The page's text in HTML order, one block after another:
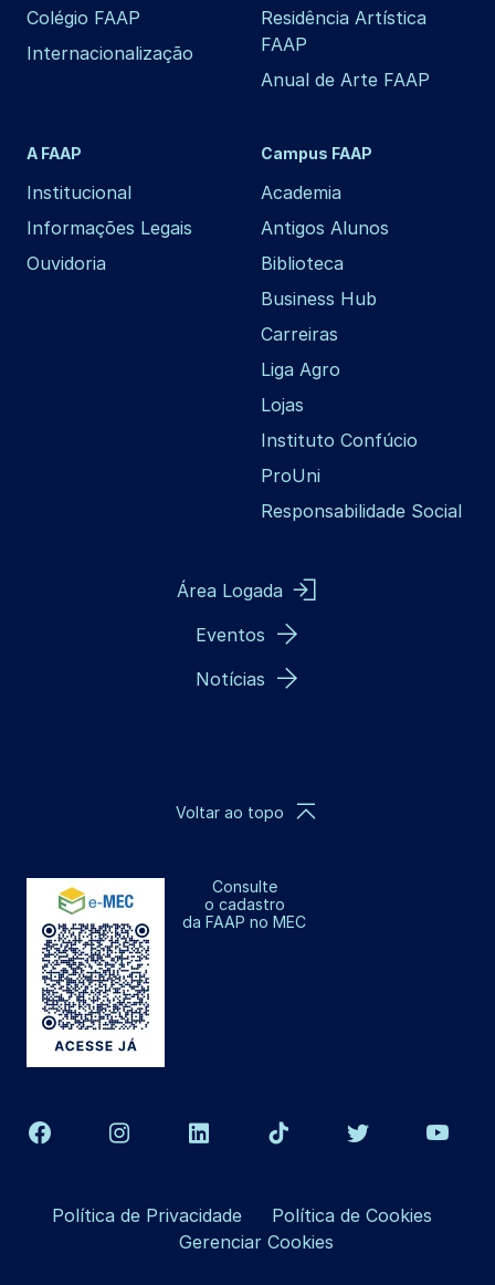
Colégio FAAP
Internacionalização
Residência Artística
FAAP
Anual de Arte FAAP
A FAAP
Institucional
Informações Legais
Ouvidoria
Campus FAAP
Academia
Antigos Alunos
Biblioteca
Business Hub
Carreiras
Liga Agro
Lojas
Instituto Confúcio
ProUni
Responsabilidade Social
Área Logada
Eventos
Notícias
Consulte
o cadastro
da FAAP no MEC
Voltar ao topo
Política de Privacidade
Política de Cookies
Gerenciar Cookies